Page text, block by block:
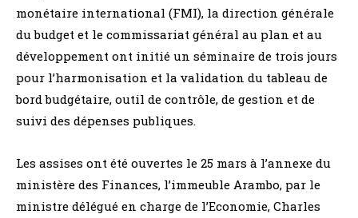
monétaire international (FMI), la direction générale
du budget et le commissariat général au plan et au
développement ont initié un séminaire de trois jours
pour l’harmonisation et la validation du tableau de
bord budgétaire, outil de contrôle, de gestion et de
suivi des dépenses publiques.
Les assises ont été ouvertes le 25 mars à l’annexe du
ministère des Finances, l’immeuble Arambo, par le
ministre délégué en charge de l’Economie, Charles